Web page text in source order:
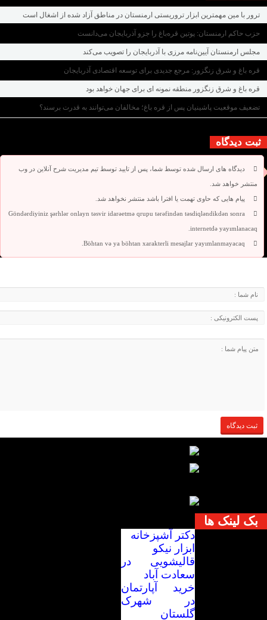
ترور با مین مهمترین ابزار تروریستی ارمنستان در مناطق آزاد شده از اشغال است
حزب حاکم ارمنستان: پوتین قره‌باغ را جزو آذربایجان می‌دانست
مجلس ارمنستان آیین‌نامه مرزی با آذربایجان را تصویب می‌کند
قره باغ و شرق زنگزور: مرجع جدیدی برای توسعه اقتصادی آذربایجان
قره باغ و شرق زنگزور منطقه نمونه ای برای جهان خواهد بود
تضعیف موقعیت پاشینیان پس از قره باغ؛ مخالفان می‌توانند به قدرت برسند؟
ثبت دیدگاه
دیدگاه های ارسال شده توسط شما، پس از تایید توسط تیم مدیریت شرح آنلاین در وب
منتشر خواهد شد.
پیام هایی که حاوی تهمت یا افترا باشد منتشر نخواهد شد.
Göndərdiyiniz şərhlər onlayn təsvir idarəetmə qrupu tərəfindən təsdiqləndikdən sonra
internetdə yayımlanacaq.
Böhtan və ya böhtan xarakterli mesajlar yayımlanmayacaq.
بک لینک ها
دکتر آشپزخانه
ابزار نیکو
قالیشویی در
سعادت آباد
خرید آپارتمان
در شهرک
گلستان